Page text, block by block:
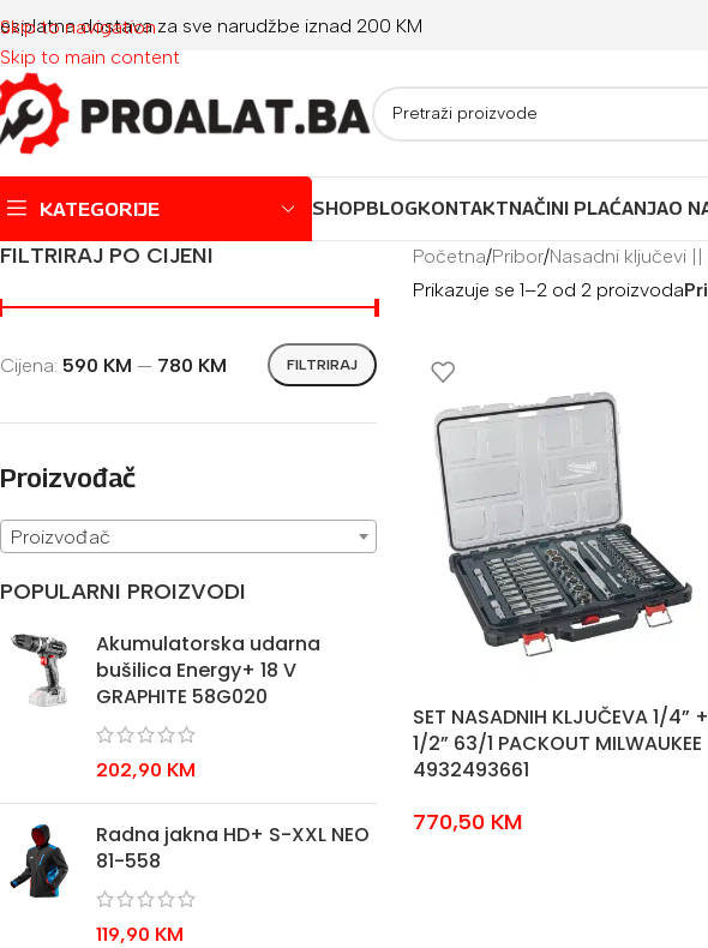
Skip to navigation
Skip to main content
dostava za sve narudžbe iznad 200 KM
KATEGORIJE
Jacuzzi
SHOPBLOGKONTAKTNAČINI PLAĆANJAO
FILTRIRAJ PO CIJENI
FILTRIRAJ
Cijena: 590 KM — 780 KM
Proizvođač
Proizvođač
POPULARNI PROIZVODI
Akumulatorska udarna
bušilica Energy+ 18 V
GRAPHITE 58G020
202,90 KM
Radna jakna HD+ S-XXL NEO
81-558
119,90 KM
Početna/Pribor/Nasadni ključevi
Prikazuje se 1–2 od 2 proizvoda
SET NASADNIH KLJUČEVA 1/4” +
1/2” 63/1 PACKOUT MILWAUKEE
4932493661
770,50 KM